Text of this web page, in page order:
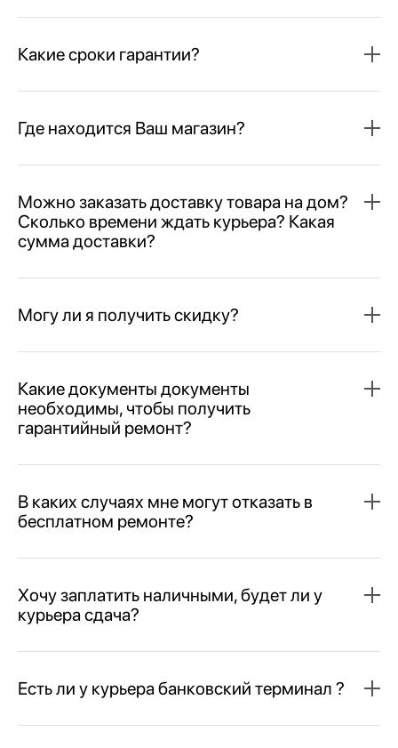
Какие сроки гарантии?
Где находится Ваш магазин?
Можно заказать доставку товара на дом?
Сколько времени ждать курьера? Какая
сумма доставки?
Могу ли я получить скидку?
Какие документы документы
необходимы, чтобы получить
гарантийный ремонт?
В каких случаях мне могут отказать в
бесплатном ремонте?
Хочу заплатить наличными, будет ли у
курьера сдача?
Есть ли у курьера банковский терминал ?